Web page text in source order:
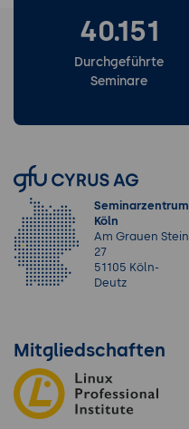
40.151
Durchgeführte
Seminare
Seminarzentrum
Köln
Am Grauen Stein
27
51105 Köln-
Deutz
Mitgliedschaften